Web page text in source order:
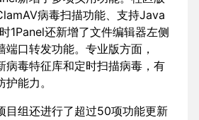
病毒扫描功能、支持Java
1Panel还新增了文件编辑器左侧
端口转发功能。专业版方面，
病毒特征库和定时扫描病毒，有
能力。
目组还进行了超过50项功能更新